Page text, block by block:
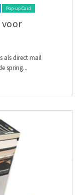
Pop-up Card
als direct mail
spring...